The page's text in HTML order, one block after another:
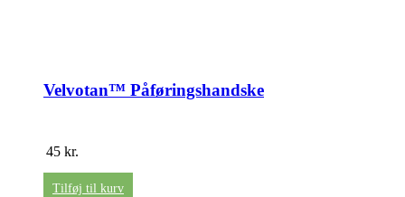
Velvotan™ Påføringshandske
45 kr.
Tilføj til kurv